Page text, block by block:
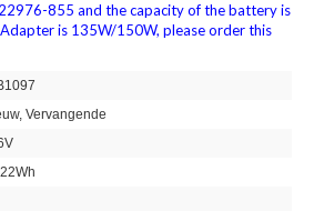
855 and the capacity of the battery is
is 135W/150W, please order this
Vervangende